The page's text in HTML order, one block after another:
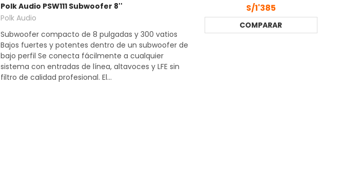
Polk Audio PSW111 Subwoofer 8''
Polk Audio
Subwoofer compacto de 8 pulgadas y 300 vatios
Bajos fuertes y potentes dentro de un subwoofer de
bajo perfil Se conecta fácilmente a cualquier
sistema con entradas de línea, altavoces y LFE sin
filtro de calidad profesional. El...
S/1'385
COMPARAR